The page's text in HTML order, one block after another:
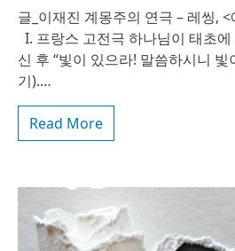
글_이재진 계몽주의 연극 – 레씽,
I. 프랑스 고전극 하나님이 태초
신 후 “빛이 있으라! 말씀하시니 빛
기).…
Read More